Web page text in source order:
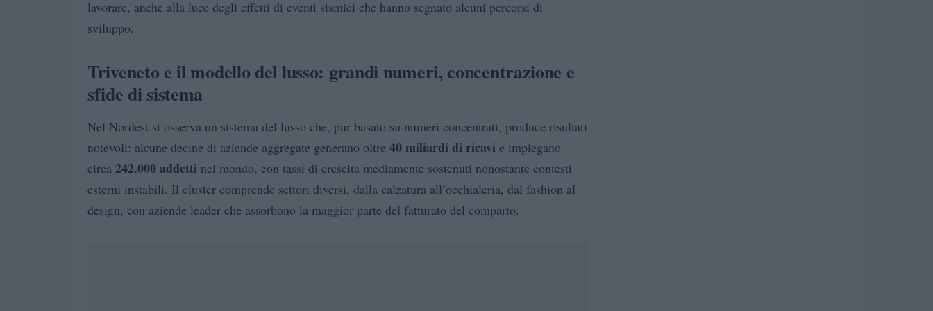
lavorare, anche alla luce degli effetti di eventi sismici che hanno segnato alcuni percorsi di
sviluppo.
Triveneto e il modello del lusso: grandi numeri, concentrazione e
sfide di sistema
Nel Nordest si osserva un sistema del lusso che, pur basato su numeri concentrati, produce risultati
notevoli: alcune decine di aziende aggregate generano oltre 40 miliardi di ricavi e impiegano
circa 242.000 addetti nel mondo, con tassi di crescita mediamente sostenuti nonostante contesti
esterni instabili. Il cluster comprende settori diversi, dalla calzatura all’occhialeria, dal fashion al
design, con aziende leader che assorbono la maggior parte del fatturato del comparto.